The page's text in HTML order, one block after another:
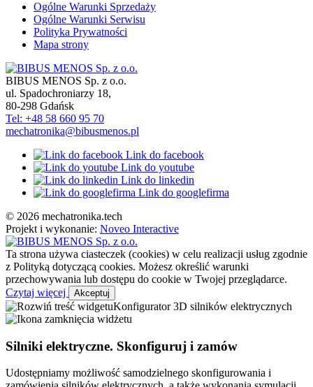
Ogólne Warunki Sprzedaży
Ogólne Warunki Serwisu
Polityka Prywatności
Mapa strony
BIBUS MENOS Sp. z o.o.
ul. Spadochroniarzy 18,
80-298 Gdańsk
Tel: +48 58 660 95 70
mechatronika@bibusmenos.pl
Link do facebook
Link do youtube
Link do linkedin
Link do googlefirma
© 2026 mechatronika.tech
Projekt i wykonanie: Noveo Interactive
Ta strona używa ciasteczek (cookies) w celu realizacji usług zgodnie
z Polityką dotyczącą cookies. Możesz określić warunki
przechowywania lub dostępu do cookie w Twojej przeglądarce.
Czytaj więcej
Akceptuj
Konfigurator 3D silników elektrycznych
Silniki elektryczne. Skonfiguruj i zamów
Udostępniamy możliwość samodzielnego skonfigurowania i